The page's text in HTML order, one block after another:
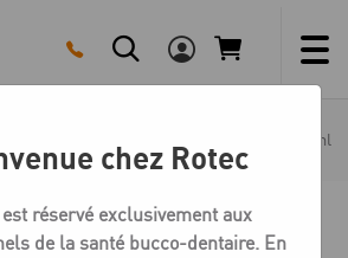
Picodent Picocryl – 10 ml
chez Rotec
est réservé exclusivement aux
de la santé bucco-dentaire. En